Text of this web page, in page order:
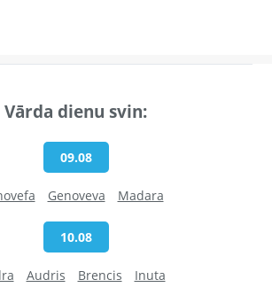
Vārda dienu svin:
09.08
Genoveva Madara
10.08
Audris Brencis Inuta